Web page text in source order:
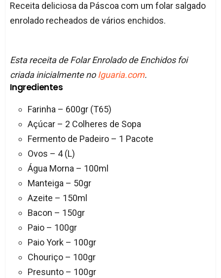
Receita deliciosa da Páscoa com um folar salgado
enrolado recheados de vários enchidos.
Esta receita de Folar Enrolado de Enchidos foi
criada inicialmente noIguaria.com.
Ingredientes
Farinha – 600gr (T65)
Açúcar – 2 Colheres de Sopa
Fermento de Padeiro – 1 Pacote
Ovos – 4 (L)
Água Morna – 100ml
Manteiga – 50gr
Azeite – 150ml
Bacon – 150gr
Paio – 100gr
Paio York – 100gr
Chouriço – 100gr
Presunto – 100gr